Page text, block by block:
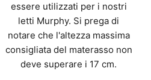
essere utilizzati per i nostri
letti Murphy. Si prega di
notare che l'altezza massima
consigliata del materasso non
deve superare i 17 cm.